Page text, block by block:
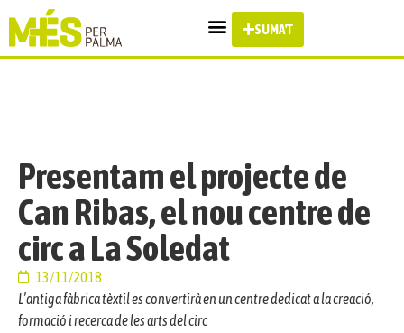
SUMA'T
Presentam el projecte de
Can Ribas, el nou centre de
circ a La Soledat
13/11/2018
L’antiga fàbrica tèxtil es convertirà en un centre dedicat a la creació,
formació i recerca de les arts del circ